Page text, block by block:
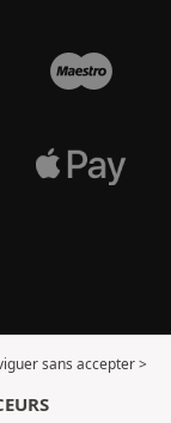
sans accepter >